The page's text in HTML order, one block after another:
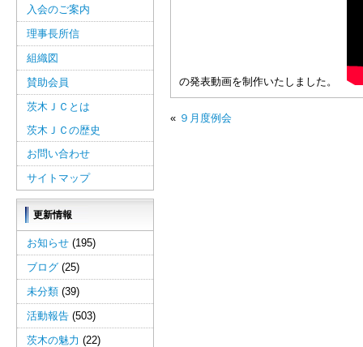
の発表動画を制作いたしました。
« ９月度例会
入会のご案内
理事長所信
組織図
賛助会員
茨木ＪＣとは
茨木ＪＣの歴史
お問い合わせ
サイトマップ
更新情報
お知らせ (195)
ブログ (25)
未分類 (39)
活動報告 (503)
茨木の魅力 (22)